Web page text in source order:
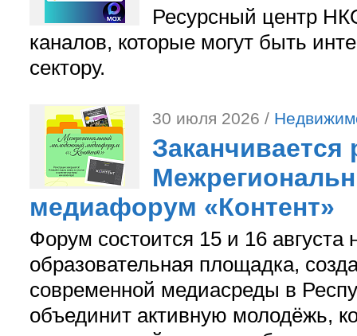
Ресурсный центр
каналов, которые могут быть
сектору.
30 июля 2026 /
Заканчивается
медиафорум «Контент»
Форум состоится 15 и 16
образовательная площадка,
современной медиасреды в
объединит активную молодёжь,